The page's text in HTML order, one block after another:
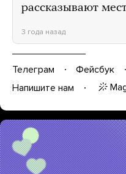
рассказывают
3 года назад
Телеграм Фейсбук
Напишите нам